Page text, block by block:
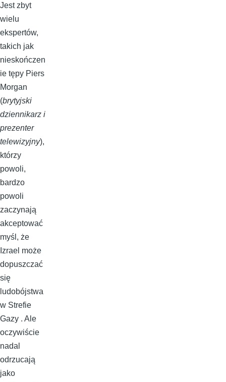
Jest zbyt
wielu
ekspertów,
takich jak
nieskończen
ie tępy Piers
Morgan
(brytyjski
dziennikarz i
prezenter
telewizyjny),
którzy
powoli,
bardzo
powoli
zaczynają
akceptować
myśl, że
Izrael może
dopuszczać
się
ludobójstwa
w Strefie
Gazy . Ale
oczywiście
nadal
odrzucają
jako